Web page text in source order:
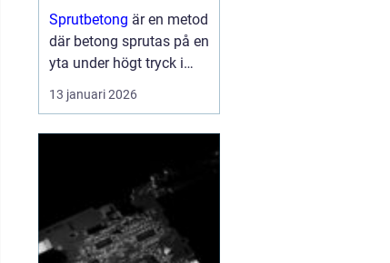
Sprutbetong är en metod
där betong sprutas på en
yta under högt tryck i
stället för att gjutas i
formar. Tekniken a...
13 januari 2026